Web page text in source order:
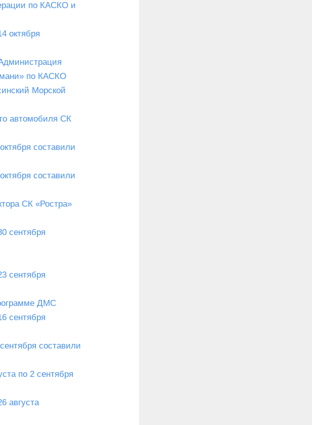
по КАСКО и
октября
по КАСКО
Морской
автомобиля СК
составили
составили
СК «Ростра»
сентября
сентября
ДМС
сентября
составили
по 2 сентября
августа